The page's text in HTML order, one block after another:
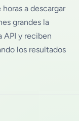
a descargar
grandes la
API y reciben
los resultados